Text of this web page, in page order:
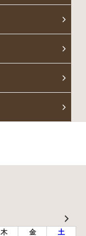
木 金 土